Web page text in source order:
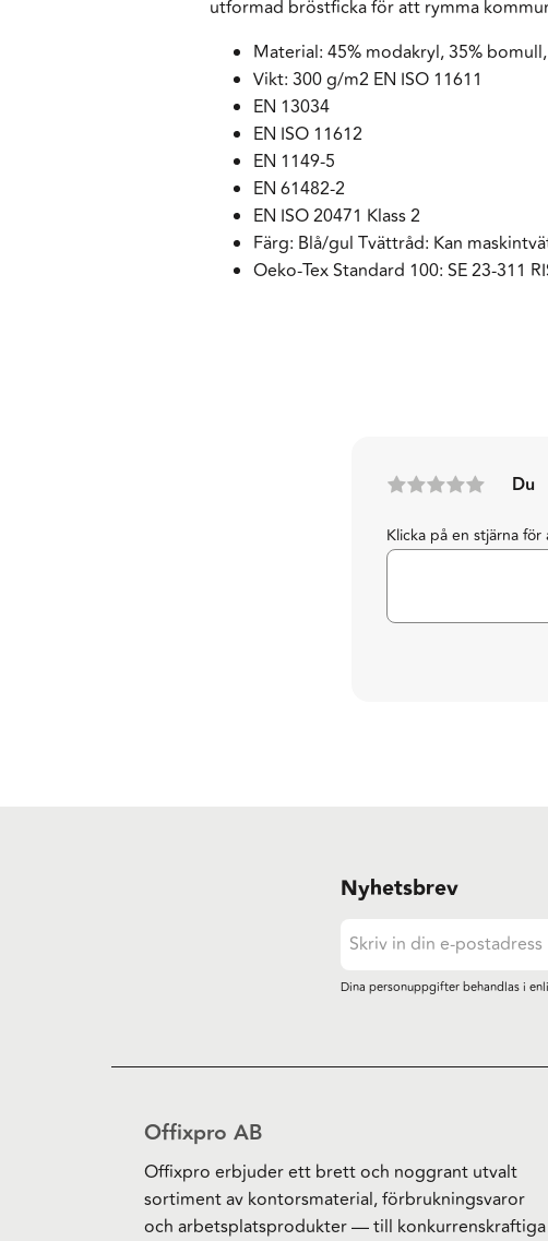
utformad bröstficka för att rymma
Material: 45% modakryl, 35%
Vikt: 300 g/m2 EN ISO 11611
EN 13034
EN ISO 11612
EN 1149-5
EN 61482-2
EN ISO 20471 Klass 2
Färg: Blå/gul Tvättråd: Kan
Oeko-Tex Standard 100: SE 23-311
Du
Klicka på en stjärna
Nyhetsbrev
Dina personuppgifter behandlas i
Offixpro AB
Offixpro erbjuder ett brett och noggrant utvalt
sortiment av kontorsmaterial, förbrukningsvaror
och arbetsplatsprodukter — till konkurrenskraftiga